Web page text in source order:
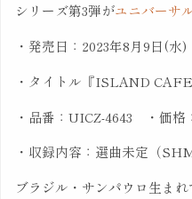
シリーズ第3弾がユニバーサ
・発売日：2023年8月9日(水)
・タイトル『ISLAND
・品番：UICZ-4643 ・価格
・収録内容：選曲未定（
ブラジル・サンパウロ生ま